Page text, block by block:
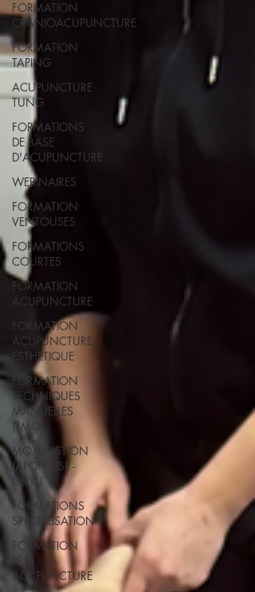
FORMATION
CRANIOACUPUNCTURE
FORMATION
TAPING
ACUPUNCTURE
TUNG
FORMATIONS
DE BASE
D'ACUPUNCTURE
WEBINAIRES
FORMATION
VENTOUSES
FORMATIONS
COURTES
FORMATION
ACUPUNCTURE
FORMATION
ACUPUNCTURE
ESTHETIQUE
FORMATION
TECHNIQUES
MANUELLES
(TMO
MOXIBUSTION
JAPONAISE -
OKYU
FORMATIONS
SPECIALISATION
FORMATION
PBM
ACUPUNCTURE